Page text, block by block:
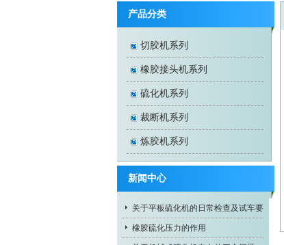
产品分类
切胶机系列
橡胶接头机系列
硫化机系列
裁断机系列
炼胶机系列
新闻中心
关于平板硫化机的日常检查及试车要
求
橡胶硫化压力的作用